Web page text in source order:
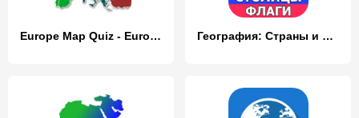
Europe Map Quiz - European Cou География: Страны и столицы